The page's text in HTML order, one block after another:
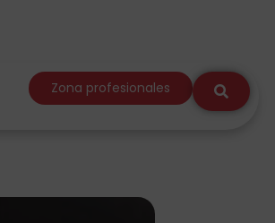
Zona profesionales